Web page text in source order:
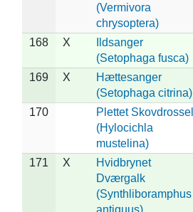
(Vermivora
chrysoptera)
168 X
Ildsanger
(Setophaga fusca)
169 X
Hættesanger
(Setophaga citrina)
170
Plettet Skovdrossel
(Hylocichla
mustelina)
171 X
Hvidbrynet
Dværgalk
(Synthliboramphus
antiquus)